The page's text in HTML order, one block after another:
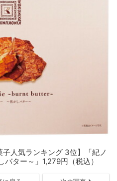
子人気ランキング 3位】「紀ノ
ター～」1,279円（税込）